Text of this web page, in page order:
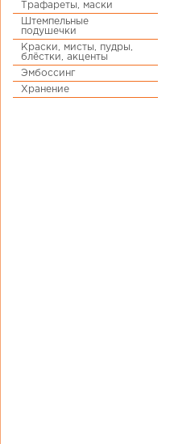
Трафареты, маски
Штемпельные
подушечки
Краски, мисты, пудры,
блёстки, акценты
Эмбоссинг
Хранение